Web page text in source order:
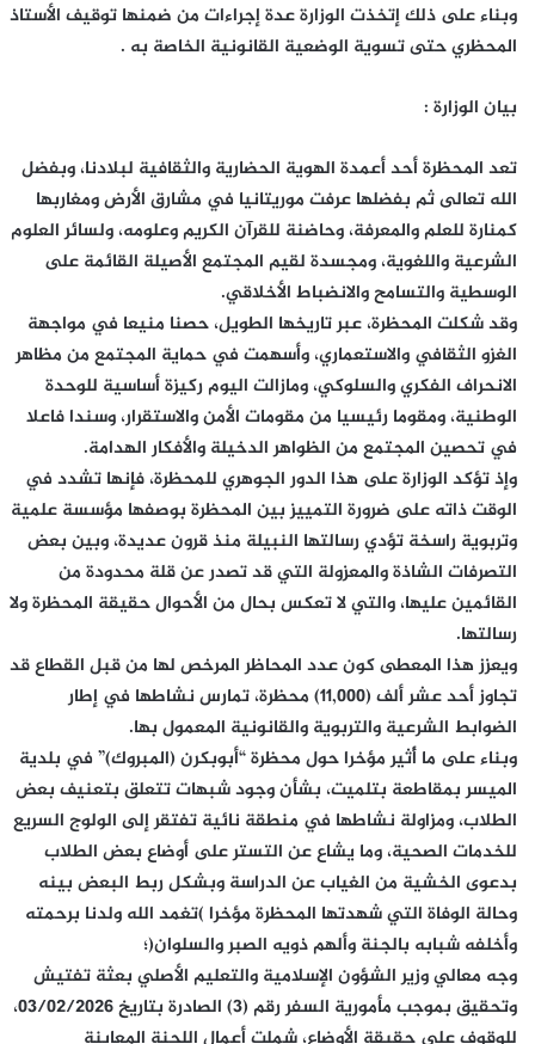
وبناء على ذلك إتخذت الوزارة عدة إجراءات من ضمنها توقيف الأستاذ
المحظري حتى تسوية الوضعية القانونية الخاصة به .
بيان الوزارة :
تعد المحظرة أحد أعمدة الهوية الحضارية والثقافية لبلادنا، وبفضل
الله تعالى ثم بفضلها عرفت موريتانيا في مشارق الأرض ومغاربها
كمنارة للعلم والمعرفة، وحاضنة للقرآن الكريم وعلومه، ولسائر العلوم
الشرعية واللغوية، ومجسدة لقيم المجتمع الأصيلة القائمة على
الوسطية والتسامح والانضباط الأخلاقي.
وقد شكلت المحظرة، عبر تاريخها الطويل، حصنا منيعا في مواجهة
الغزو الثقافي والاستعماري، وأسهمت في حماية المجتمع من مظاهر
الانحراف الفكري والسلوكي، ومازالت اليوم ركيزة أساسية للوحدة
الوطنية، ومقوما رئيسيا من مقومات الأمن والاستقرار، وسندا فاعلا
في تحصين المجتمع من الظواهر الدخيلة والأفكار الهدامة.
وإذ تؤكد الوزارة على هذا الدور الجوهري للمحظرة، فإنها تشدد في
الوقت ذاته على ضرورة التمييز بين المحظرة بوصفها مؤسسة علمية
وتربوية راسخة تؤدي رسالتها النبيلة منذ قرون عديدة، وبين بعض
التصرفات الشاذة والمعزولة التي قد تصدر عن قلة محدودة من
القائمين عليها، والتي لا تعكس بحال من الأحوال حقيقة المحظرة ولا
رسالتها.
ويعزز هذا المعطى كون عدد المحاظر المرخص لها من قبل القطاع قد
تجاوز أحد عشر ألف (11,000) محظرة، تمارس نشاطها في إطار
الضوابط الشرعية والتربوية والقانونية المعمول بها.
وبناء على ما أُثير مؤخرا حول محظرة “أبوبكرن (المبروك)” في بلدية
الميسر بمقاطعة بتلميت، بشأن وجود شبهات تتعلق بتعنيف بعض
الطلاب، ومزاولة نشاطها في منطقة نائية تفتقر إلى الولوج السريع
للخدمات الصحية، وما يشاع عن التستر على أوضاع بعض الطلاب
بدعوى الخشية من الغياب عن الدراسة وبشكل ربط البعض بينه
وحالة الوفاة التي شهدتها المحظرة مؤخرا )تغمد الله ولدنا برحمته
وأخلفه شبابه بالجنة وألهم ذويه الصبر والسلوان(؛
وجه معالي وزير الشؤون الإسلامية والتعليم الأصلي بعثة تفتيش
وتحقيق بموجب مأمورية السفر رقم (3) الصادرة بتاريخ 03/02/2026،